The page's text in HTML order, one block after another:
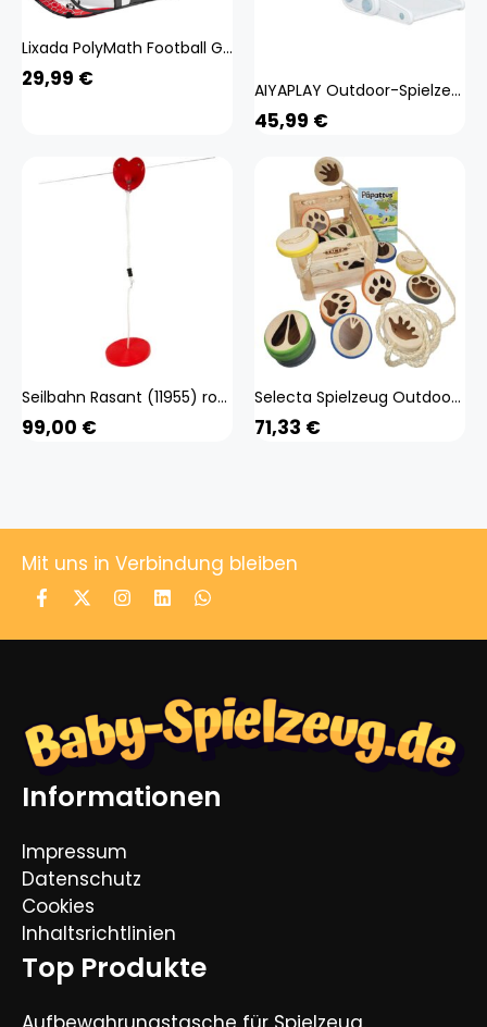
Lixada PolyMath Football Goal Fussballtor, Pop Up Portable Spielzeug Goal Frame Outdoor Folding Training Shooting Target Net Football Goal
29,99 € AIYAPLAY Outdoor-Spielzeug grün B/H/L: ca. 53x120x53 cm
45,99 €
Seilbahn Rasant (11955) rot Outdoor-Spielzeug - Small Foot
99,00 €
Selecta Spielzeug Outdoor-Spiel aus Holz Les Papattes (59128)
71,33 €
Mit uns in Verbindung bleiben
Informationen
Impressum
Datenschutz
Cookies
Inhaltsrichtlinien
Top Produkte